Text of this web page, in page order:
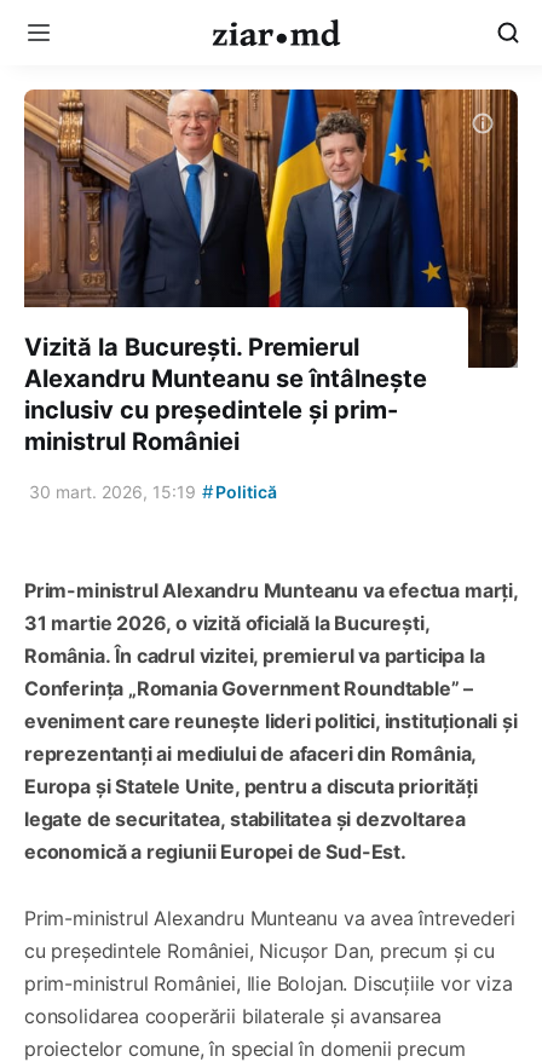
Vizită la București. Premierul
Alexandru Munteanu se întâlnește
inclusiv cu președintele și prim-
ministrul României
30 mart. 2026, 15:19 #Politică
Prim-ministrul Alexandru Munteanu va efectua marți,
31 martie 2026, o vizită oficială la București,
România. În cadrul vizitei, premierul va participa la
Conferința „Romania Government Roundtable” –
eveniment care reunește lideri politici, instituționali și
reprezentanți ai mediului de afaceri din România,
Europa și Statele Unite, pentru a discuta priorități
legate de securitatea, stabilitatea și dezvoltarea
economică a regiunii Europei de Sud-Est.
Prim-ministrul Alexandru Munteanu va avea întrevederi
cu președintele României, Nicușor Dan, precum și cu
prim-ministrul României, Ilie Bolojan. Discuțiile vor viza
consolidarea cooperării bilaterale și avansarea
proiectelor comune, în special în domenii precum